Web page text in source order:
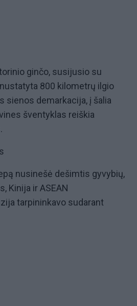
ginčo, susijusio su
800 kilometrų ilgio
sienos demarkacija, į šalia
šventyklas reiškia
nusinešė dešimtis gyvybių,
Kinija ir ASEAN
tarpininkavo sudarant